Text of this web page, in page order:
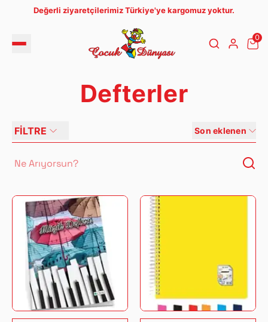
Değerli ziyaretçilerimiz Türkiye'ye kargomuz yoktur.
0
Defterler
FİLTRE Son eklenen